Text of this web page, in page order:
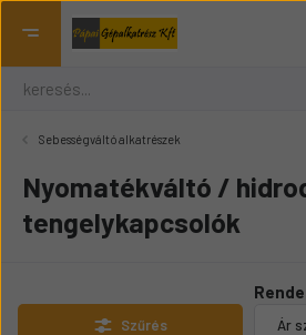
Sebességváltó alkatrészek
Nyomatékváltó /
tengelykapcsolók
Szűrés